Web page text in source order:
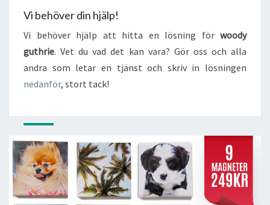
Vi behöver din hjälp!
Vi behöver hjälp att hitta en lösning för woody
guthrie. Vet du vad det kan vara? Gör oss och alla
andra som letar en tjänst och skriv in lösningen
nedanför, stort tack!